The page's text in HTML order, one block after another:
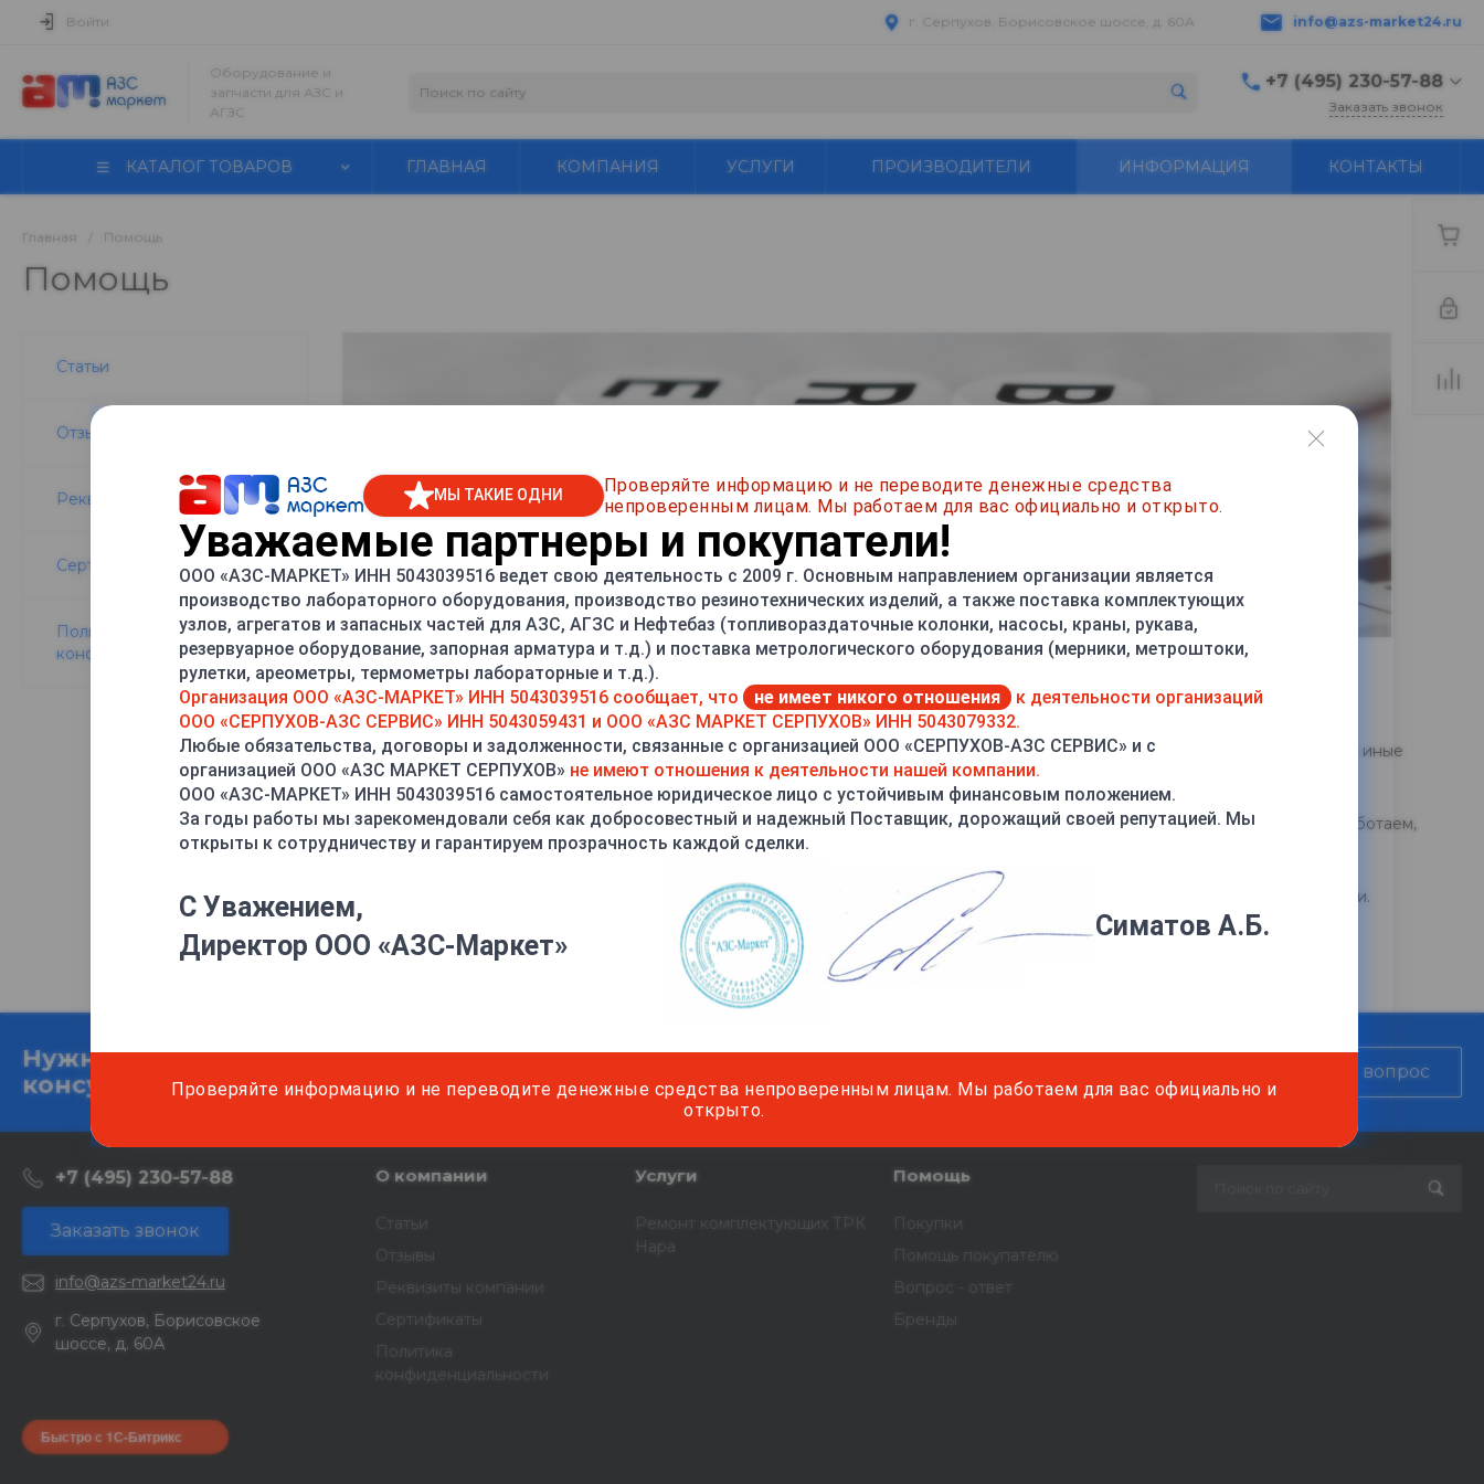
г. Серпухов, Борисовское шоссе, д. 60А info@azs-market24.ru
Войти
Оборудование и
запчасти для АЗС и
АГЗС
+7 (495) 230-57-88
г. Серпухов,
Заказать звонок
КАТАЛОГ ТОВАРОВ ГЛАВНАЯ КОМПАНИЯ УСЛУГИ ПРОИЗВОДИТЕЛИ ИНФОРМАЦИЯ КОНТАКТЫ
Главная Помощь
Помощь
Статьи
Отзывы
Реквизиты компании
Сертификаты
Политика
конфиденциальности
В данном разделе вы можете задать нам свой вопрос, а также посмотреть статьи и производителей товаров.
СТАТЬИ— подраздел, в котором мы делимся секретами нашего мастерства и подробно рассказываем, как выполняем те или иные
работы.
ВОПРОС-ОТВЕТ— подраздел, в котором собраны самые частозадаваемые вопросы. Сколько стоит дом построить, как мы работаем,
гарантии и вот это все.
ПРОИЗВОДИТЕЛИ - раздел где собран список производителей всей представленной в нашем интернет-магазине продукции.
Нужна
консультация?
Подробно расскажем о наших услугах, видах работ и типовых проектах, рассчитаем стоимость
и подготовим индивидуальное предложение!
Задать вопрос
+7 (495) 230-57-88
Заказать звонок
info@azs-market24.ru
г. Серпухов, Борисовское
шоссе, д. 60А
О компании
Статьи
Отзывы
Реквизиты компании
Сертификаты
Политика
конфиденциальности
Услуги
Ремонт комплектующих ТРК
Нара
Помощь
Покупки
Помощь покупателю
Вопрос - ответ
Бренды
Быстро с 1С-Битрикс
МЫ ТАКИЕ ОДНИ
Проверяйте информацию и не переводите денежные средства
непроверенным лицам. Мы работаем для вас официально и открыто.
Уважаемые партнеры и покупатели!
ООО «АЗС-МАРКЕТ» ИНН 5043039516 ведет свою деятельность с 2009 г. Основным направлением организации является
производство лабораторного оборудования, производство резинотехнических изделий, а также поставка комплектующих
узлов, агрегатов и запасных частей для АЗС, АГЗС и Нефтебаз (топливораздаточные колонки, насосы, краны, рукава,
резервуарное оборудование, запорная арматура и т.д.) и поставка метрологического оборудования (мерники, метроштоки,
рулетки, ареометры, термометры лабораторные и т.д.).
Организация ООО «АЗС-МАРКЕТ» ИНН 5043039516 сообщает, что
не имеет никого отношения
к деятельности организаций
ООО «СЕРПУХОВ-АЗС СЕРВИС» ИНН 5043059431 и ООО «АЗС МАРКЕТ СЕРПУХОВ» ИНН 5043079332.
Любые обязательства, договоры и задолженности, связанные с организацией ООО «СЕРПУХОВ-АЗС СЕРВИС» и с
организацией ООО «АЗС МАРКЕТ СЕРПУХОВ» не имеют отношения к деятельности нашей компании.
ООО «АЗС-МАРКЕТ» ИНН 5043039516 самостоятельное юридическое лицо с устойчивым финансовым положением.
За годы работы мы зарекомендовали себя как добросовестный и надежный Поставщик, дорожащий своей репутацией. Мы
открыты к сотрудничеству и гарантируем прозрачность каждой сделки.
С Уважением,
Директор ООО «АЗС-Маркет»
Симатов А.Б.
Проверяйте информацию и не переводите денежные средства непроверенным лицам. Мы работаем для вас официально и
открыто.